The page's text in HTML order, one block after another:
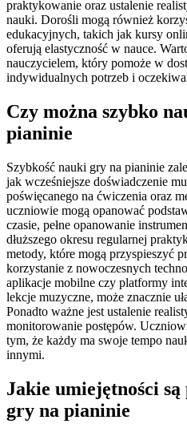
praktykowanie oraz ustalenie
nauki. Dorośli mogą również
edukacyjnych, takich jak kursy
oferują elastyczność w nauce.
nauczycielem, który pomoże w
indywidualnych potrzeb i
Czy można szybko
pianinie
Szybkość nauki gry na pianinie
jak wcześniejsze doświadczenie
poświęcanego na ćwiczenia oraz
uczniowie mogą opanować
czasie, pełne opanowanie
dłuższego okresu regularnej
metody, które mogą przyspieszyć
korzystanie z nowoczesnych
aplikacje mobilne czy platformy
lekcje muzyczne, może znacznie
Ponadto ważne jest ustalenie
monitorowanie postępów.
tym, że każdy ma swoje tempo
innymi.
Jakie umiejętności
gry na pianinie